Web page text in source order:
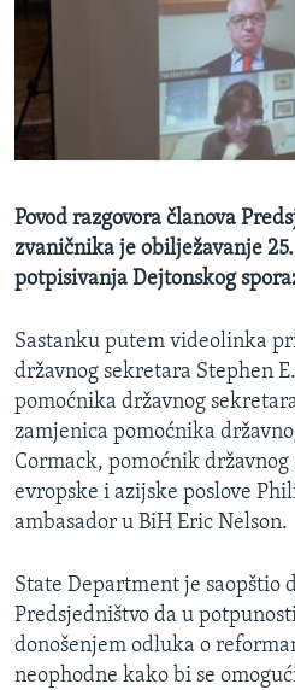
MAGAZIN
O GLASU AMERIKE
Learning English
Povod razgovora članova
zvaničnika je obilježavanje
potpisivanja Dejtonskog
Sastanku putem videolinka
državnog sekretara Stephen
pomoćnika državnog
zamjenica pomoćnika
Cormack, pomoćnik
evropske i azijske poslove
ambasador u BiH Eric Nelson.
State Department je saopštio
Predsjedništvo da u
donošenjem odluka o
neophodne kako bi se